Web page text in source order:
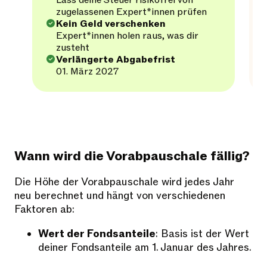
zugelassenen Expert*innen prüfen
Kein Geld verschenken
Expert*innen holen raus, was dir
zusteht
Verlängerte Abgabefrist
01. März 2027
Wann wird die Vorabpauschale fällig?
Die Höhe der Vorabpauschale wird jedes Jahr
neu berechnet und hängt von verschiedenen
Faktoren ab:
Wert der Fondsanteile: Basis ist der Wert
deiner Fondsanteile am 1. Januar des Jahres.